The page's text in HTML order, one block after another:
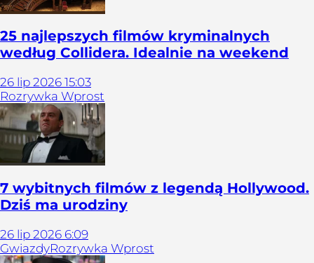
25 najlepszych filmów kryminalnych
według Collidera. Idealnie na weekend
26 lip 2026 15:03
Rozrywka Wprost
7 wybitnych filmów z legendą Hollywood.
Dziś ma urodziny
26 lip 2026 6:09
GwiazdyRozrywka Wprost